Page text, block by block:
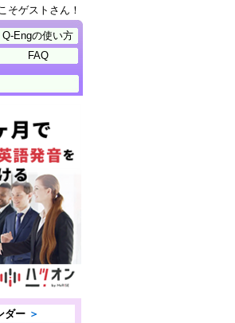
そゲストさん！
Q-Engの使い方
FAQ
ダー ＞